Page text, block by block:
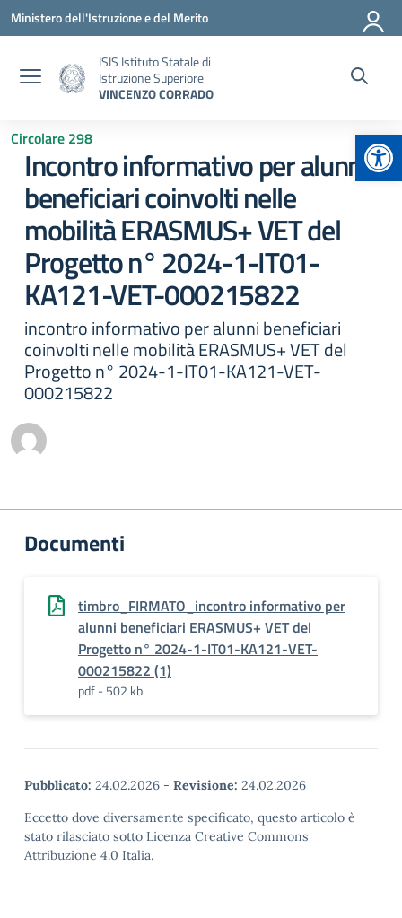
Vai ai contenuti
Vai al menu di navigazione
Vai al footer
Ministero dell'Istruzione e del Merito
ISIS Istituto Statale di
Istruzione Superiore
VINCENZO CORRADO
Circolare 298
Incontro informativo per alunni
beneficiari coinvolti nelle
mobilità ERASMUS+ VET del
Progetto n° 2024-1-IT01-
KA121-VET-000215822
incontro informativo per alunni beneficiari
coinvolti nelle mobilità ERASMUS+ VET del
Progetto n° 2024-1-IT01-KA121-VET-
000215822
Documenti
timbro_FIRMATO_incontro informativo per
alunni beneficiari ERASMUS+ VET del
Progetto n° 2024-1-IT01-KA121-VET-
000215822 (1)
pdf - 502 kb
Pubblicato: 24.02.2026 - Revisione: 24.02.2026
Eccetto dove diversamente specificato, questo articolo è
stato rilasciato sotto Licenza Creative Commons
Attribuzione 4.0 Italia.